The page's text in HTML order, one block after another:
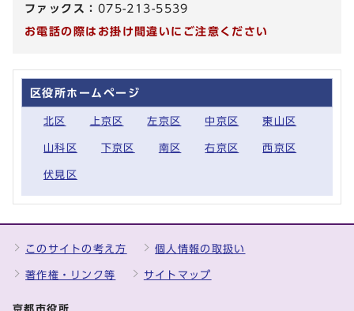
ファックス： 075-213-5539
お電話の際はお掛け間違いにご注意ください
区役所ホームページ
北区 上京区 左京区 中京区 東山区
山科区 下京区 南区 右京区 西京区
伏見区
このサイトの考え方 個人情報の取扱い
著作権・リンク等 サイトマップ